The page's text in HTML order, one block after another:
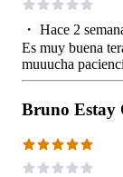
・ Hace 2
Es muy buena
muuucha
Bruno Estay